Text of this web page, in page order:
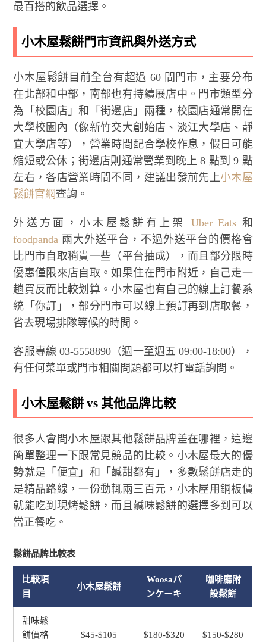
最百搭的飲品選擇。
小木屋鬆餅門市資訊與外送方式
小木屋鬆餅目前全台有超過 60 間門市，主要分布
在北部和中部，南部也有持續展店中。門市類型分
為「校園店」和「街邊店」兩種，校園店通常開在
大學校園內（像新竹交大創始店、淡江大學店、靜
宜大學店等），營業時間配合學校作息，假日可能
縮短或公休；街邊店則通常營業到晚上 8 點到 9 點
左右，各店營業時間不同，建議出發前先上小木屋
鬆餅官網查詢。
外送方面，小木屋鬆餅有上架 Uber Eats 和
foodpanda 兩大外送平台，不過外送平台的價格會
比門市自取稍貴一些（平台抽成），而且部分限時
優惠僅限來店自取。如果住在門市附近，自己走一
趟買反而比較划算。小木屋也有自己的線上訂餐系
統「你訂」，部分門市可以線上預訂再到店取餐，
省去現場排隊等候的時間。
客服專線 03-5558890（週一至週五 09:00-18:00），
有任何菜單或門市相關問題都可以打電話詢問。
小木屋鬆餅 vs 其他品牌比較
很多人會問小木屋跟其他鬆餅品牌差在哪裡，這邊
簡單整理一下跟常見競品的比較。小木屋最大的優
勢就是「便宜」和「鹹甜都有」，多數鬆餅店走的
是精品路線，一份動輒兩三百元，小木屋用銅板價
就能吃到現烤鬆餅，而且鹹味鬆餅的選擇多到可以
當正餐吃。
鬆餅品牌比較表
比較項
目
小木屋鬆餅
Woosaパ
ンケーキ
咖啡廳附
設鬆餅
甜味鬆
餅價格
$45-$105 $180-$320 $150-$280